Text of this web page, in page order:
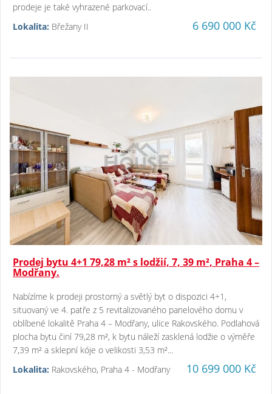
prodeje je také vyhrazené parkovací..
Lokalita: Břežany II 6 690 000 Kč
Prodej bytu 4+1 79,28 m² s lodžií, 7, 39 m², Praha 4 –
Modřany.
Nabízíme k prodeji prostorný a světlý byt o dispozici 4+1,
situovaný ve 4. patře z 5 revitalizovaného panelového domu v
oblíbené lokalitě Praha 4 – Modřany, ulice Rakovského. Podlahová
plocha bytu činí 79,28 m², k bytu náleží zasklená lodžie o výměře
7,39 m² a sklepní kóje o velikosti 3,53 m²...
Lokalita: Rakovského, Praha 4 - Modřany 10 699 000 Kč